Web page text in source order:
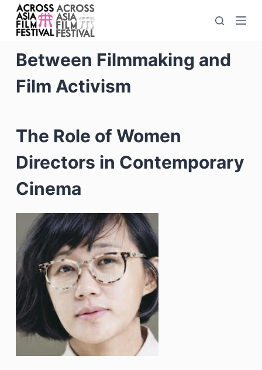
S
a
o
u
Between Filmmaking and
Film Activism
The Role of Women
Directors in Contemporary
Cinema